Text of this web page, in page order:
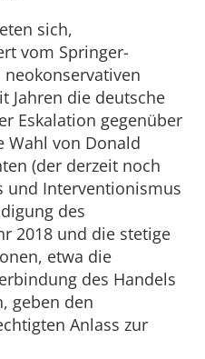
sich,
vom Springer-
neokonservativen
Jahren die deutsche
Eskalation gegenüber
Wahl von Donald
(der derzeit noch
und Interventionismus
des
2018 und die stetige
etwa die
des Handels
geben den
Anlass zur